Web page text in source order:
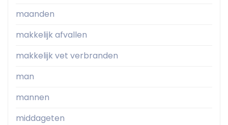
maanden
makkelijk afvallen
makkelijk vet verbranden
man
mannen
middageten